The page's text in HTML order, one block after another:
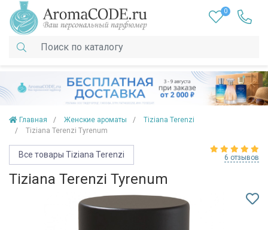
0
Главная Женские ароматы
Tiziana Terenzi
Tiziana Terenzi Tyrenum
Все товары Tiziana Terenzi 6 отзывов
Tiziana Terenzi Tyrenum